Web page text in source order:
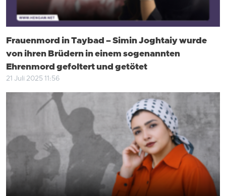
Frauenmord in Taybad – Simin Joghtaiy wurde
von ihren Brüdern in einem sogenannten
Ehrenmord gefoltert und getötet
21 Juli 2025 11:56